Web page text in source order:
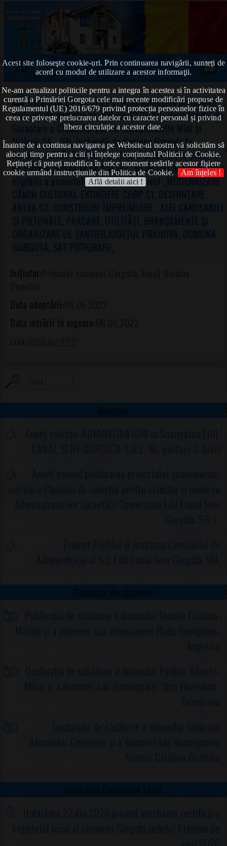
Acest site foloseşte cookie-uri. Prin continuarea navigării, sunteți de
acord cu modul de utilizare a acestor informaţii.
Ne-am actualizat politicile pentru a integra în acestea si în activitatea
curentă a Primăriei Gorgota cele mai recente modificări propuse de
Regulamentul (UE) 2016/679 privind protecția persoanelor fizice în
ceea ce privește prelucrarea datelor cu caracter personal și privind
libera circulație a acestor date.
Înainte de a continua navigarea pe Website-ul nostru vă solicităm să
alocați timp pentru a citi și înțelege conținutul Politicii de Cookie.
Rețineți că puteți modifica în orice moment setările acestor fişiere
cookie urmând instrucțiunile din Politica de Cookie.
Am înțeles !
Află detalii aici !
Prima pagină
Hotărârea 26 din 2022 privind aprobarea prelungirii
Scrisorii de garantie nr. 818 din 12.10.2017 de la Fondul de
Garantare a Creditelor pentru Intreprinderile Mici şi
Mijlocii SA - IFN, încheiată de Comuna Gorgota fn
favoarea A.F.l.R. România, destinată acoperirii în procent
de 100% a avansului de 954.742, 30 lei (50 % din valoarea
eligibila a proiectului), pentru obiectivul „MODERNIZARE
Anunțuri
Anunț selecție ADMINISTRATORI la Societatea EDIL
CANAL SERV GORGOTA S.R.L. Nr. posturi: 3 (trei)
Anunț privind publicarea proiectului componentei
iniţiale a Planului de selecţie pentru selecţia şi numirea
Administratorilor Societăţii Comerciale Edil Canal Serv
Gorgota S.R.L.
Proiect-Profilul și matricea Consiliului de
Administrație al S.C.Edil Canal Serv Gorgota SRL
Declarații de căsătorie
Publicația de căsătorie a domnului Enache Cristian-
Marian și a doamnei sau domnișoarei Radu Georgiana-
Angelica
Declarația de căsătorie a domnului Panțîru Alberto-
Mihai și a doamnei sau domnișoarei Stan Florentina-
Georgiana
Declarația de căsătorie a domnului Tămîrsan
Alexandru-Gheorghe și a doamnei sau domnișoarei
Nenciu Cătălina Beatrice
Hotărârile Consiliului Local
Hotărârea 22 din 2026 privind aprobarea rectificării
bugetului local al comunei Gorgota,judeţul Prahova pe